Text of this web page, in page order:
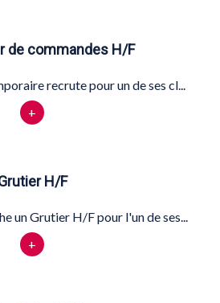
de commandes H/F
recrute pour un de ses cl...
+
H/F
un Grutier H/F pour l'un de ses...
+